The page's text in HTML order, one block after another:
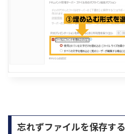
忘れずファイルを保存する